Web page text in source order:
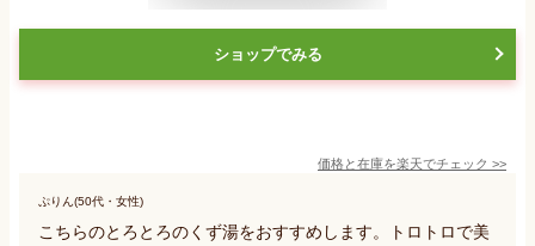
ショップでみる
価格と在庫を楽天でチェック >>
ぷりん(50代・女性)
こちらのとろとろのくず湯をおすすめします。トロトロで美